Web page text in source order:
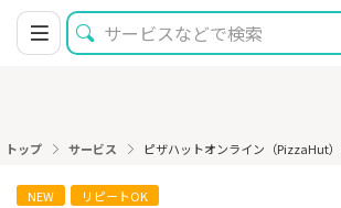
トップ サービス ピザハットオンライン（PizzaHut
NEW リピートOK